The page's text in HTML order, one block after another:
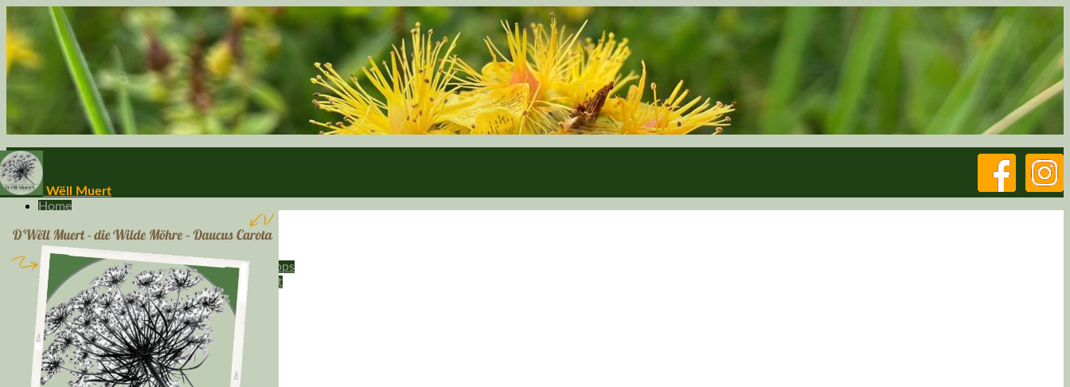
Wëll Muert
Home
Angebote
Wilde Wege - Wanderungen
Wilde Werkstatt - Kochen & Workshops
Wildpflanzen und Naturerleben Privat
Kalendar
W-Fragen
Kontakt